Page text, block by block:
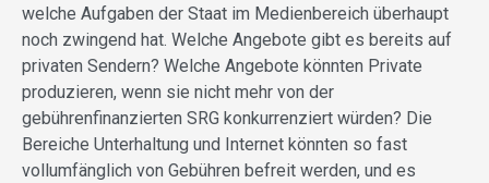
welche Aufgaben der Staat im Medienbereich überhaupt
noch zwingend hat. Welche Angebote gibt es bereits auf
privaten Sendern? Welche Angebote könnten Private
produzieren, wenn sie nicht mehr von der
gebührenfinanzierten SRG konkurrenziert würden? Die
Bereiche Unterhaltung und Internet könnten so fast
vollumfänglich von Gebühren befreit werden, und es